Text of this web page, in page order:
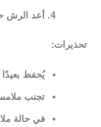
أعد الرش
تحذيرات:
يُحفظ بعيدًا
تجنب
في حالة